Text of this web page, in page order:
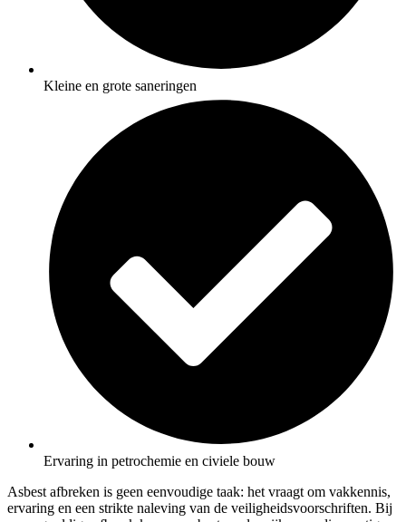
Kleine en grote saneringen
Ervaring in petrochemie en civiele bouw
Asbest afbreken is geen eenvoudige taak: het vraagt om vakkennis,
ervaring en een strikte naleving van de veiligheidsvoorschriften. Bij